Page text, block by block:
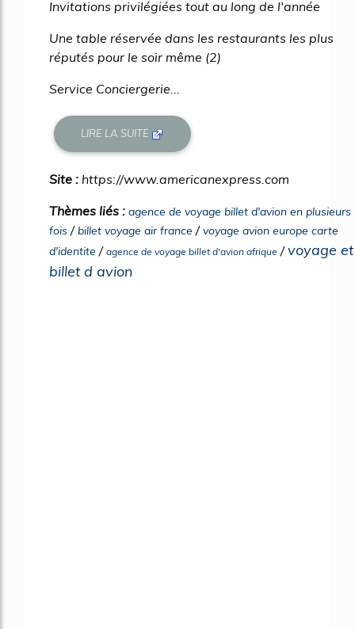
Invitations privilégiées tout au long de l'année
Une table réservée dans les restaurants les plus
réputés pour le soir même (2)
Service Conciergerie...
LIRE LA SUITE
Site : https://www.americanexpress.com
Thèmes liés : agence de voyage billet d'avion en plusieurs
fois /billet voyage air france /voyage avion europe carte
d'identite / agence de voyage billet d'avion afrique /voyage et
billet d avion